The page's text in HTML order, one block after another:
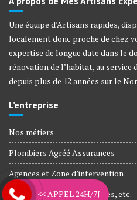
Une équipe d’Artisans rapides,
localement donc proche de chez
expertise de longue date dans le
rénovation de l’habitat, au
depuis plus de 12 années sur le
L’entreprise
Nos métiers
Plombiers Agréé Assurances
Agences et Zone d’intervention
Nos engagements, Garanties, etc.
<< APPEL 24H/7J